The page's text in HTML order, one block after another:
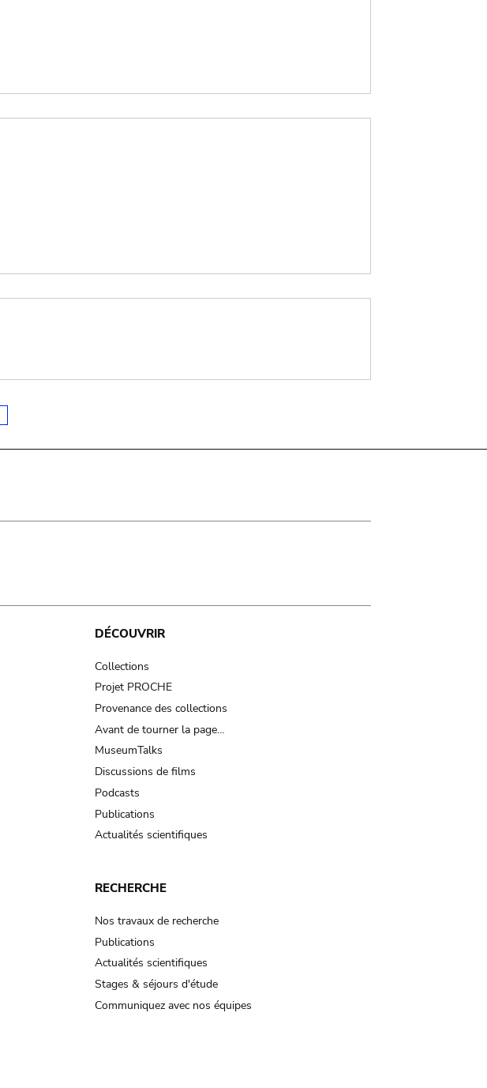
DÉCOUVRIR
Collections
Projet PROCHE
Provenance des collections
Avant de tourner la page…
MuseumTalks
Discussions de films
Podcasts
Publications
Actualités scientifiques
RECHERCHE
Nos travaux de recherche
Publications
Actualités scientifiques
Stages & séjours d'étude
Communiquez avec nos équipes